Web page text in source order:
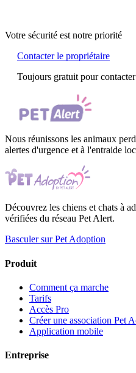
Votre sécurité est notre priorité
Contacter le propriétaire
Toujours gratuit pour contacter
Nous réunissons les animaux
alertes d'urgence et à l'entraide
Découvrez les chiens et chats à
vérifiées du réseau Pet Alert.
Basculer sur Pet Adoption
Produit
Comment ça marche
Tarifs
Accès Pro
Créer une association Pet
Application mobile
Entreprise